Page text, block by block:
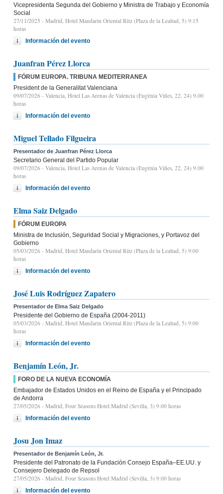
Vicepresidenta Segunda del Gobierno y Ministra de Trabajo y Economía
Social
27/11/2025 - Madrid, Hotel Mandarin Oriental Ritz (Plaza de la Lealtad, 5) 9:15
horas
Información del evento
Juanfran Pérez Llorca
FÓRUM EUROPA. TRIBUNA MEDITERRANEA
President de la Generalitat Valenciana
09/07/2026 - Valencia, Hotel Las Arenas de Valencia (Eugènia Viñes, 22, 24) 9.00
horas
Información del evento
Miguel Tellado Filgueira
Presentador de Juanfran Pérez Llorca
Secretario General del Partido Popular
09/07/2026 - Valencia, Hotel Las Arenas de Valencia (Eugènia Viñes, 22, 24) 9.00
horas
Información del evento
Elma Saiz Delgado
FÓRUM EUROPA
Ministra de Inclusión, Seguridad Social y Migraciones, y Portavoz del
Gobierno
05/03/2026 - Madrid, Hotel Mandarin Oriental Ritz (Plaza de la Lealtad, 5) 9:00
horas
Información del evento
José Luis Rodríguez Zapatero
Presentador de Elma Saiz Delgado
Presidente del Gobierno de España (2004-2011)
05/03/2026 - Madrid, Hotel Mandarin Oriental Ritz (Plaza de la Lealtad, 5) 9:00
horas
Información del evento
Benjamín León, Jr.
FORO DE LA NUEVA ECONOMÍA
Embajador de Estados Unidos en el Reino de España y el Principado
de Andorra
27/05/2026 - Madrid, Four Seasons Hotel Madrid (Sevilla, 3) 9.00 horas
Información del evento
Josu Jon Imaz
Presentador de Benjamín León, Jr.
Presidente del Patronato de la Fundación Consejo España–EE.UU. y
Consejero Delegado de Repsol
27/05/2026 - Madrid, Four Seasons Hotel Madrid (Sevilla, 3) 9.00 horas
Información del evento